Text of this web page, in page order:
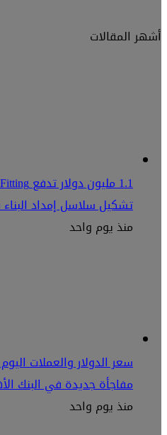
أشهر المقالات
تشكيل سلاسل إمداد
منذ يوم واحد
مفاجأة جديدة في البنك
منذ يوم واحد